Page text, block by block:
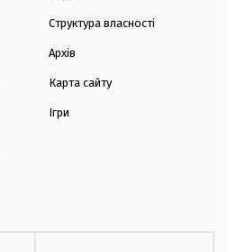
Структура власності
Архів
Карта сайту
Ігри